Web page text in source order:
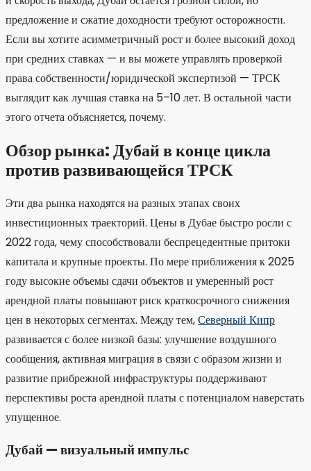
предложение и сжатие доходности требуют осторожности.
Если вы хотите асимметричный рост и более высокий доход
при средних ставках — и вы можете управлять проверкой
права собственности/юридической экспертизой — ТРСК
выглядит как лучшая ставка на 5–10 лет. В остальной части
этого отчета объясняется, почему.
Обзор рынка: Дубай в конце цикла
против развивающейся ТРСК
Эти два рынка находятся на разных этапах своих
инвестиционных траекторий. Цены в Дубае быстро росли с
2022 года, чему способствовали беспрецедентные притоки
капитала и крупные проекты. По мере приближения к 2025
году высокие объемы сдачи объектов и умеренный рост
арендной платы повышают риск краткосрочного снижения
цен в некоторых сегментах. Между тем,Северный Кипр
развивается с более низкой базы: улучшение воздушного
сообщения, активная миграция в связи с образом жизни и
развитие прибрежной инфраструктуры поддерживают
перспективы роста арендной платы с потенциалом наверстать
упущенное.
Дубай — визуальный импульс